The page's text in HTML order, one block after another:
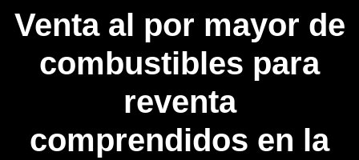
Venta al por mayor de
combustibles para
reventa
comprendidos en la